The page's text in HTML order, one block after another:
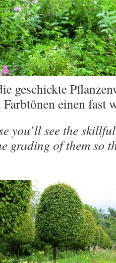
geschickte
einen fast
you’ll see the
grading of them so